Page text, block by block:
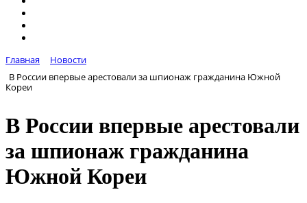
Главная
Новости
В России впервые арестовали за шпионаж гражданина Южной
Кореи
В России впервые арестовали
за шпионаж гражданина
Южной Кореи